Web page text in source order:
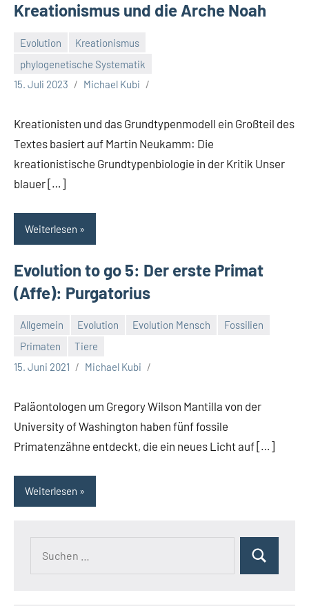
Kreationismus und die Arche Noah
Evolution
Kreationismus
phylogenetische Systematik
15. Juli 2023
Michael Kubi
Kreationisten und das Grundtypenmodell ein Großteil des
Textes basiert auf Martin Neukamm: Die
kreationistische Grundtypenbiologie in der Kritik Unser
blauer […]
Weiterlesen
Evolution to go 5: Der erste Primat
(Affe): Purgatorius
Allgemein Evolution Evolution Mensch
Fossilien
Primaten
Tiere
15. Juni 2021
Michael Kubi
Paläontologen um Gregory Wilson Mantilla von der
University of Washington haben fünf fossile
Primatenzähne entdeckt, die ein neues Licht auf […]
Weiterlesen
Suchen